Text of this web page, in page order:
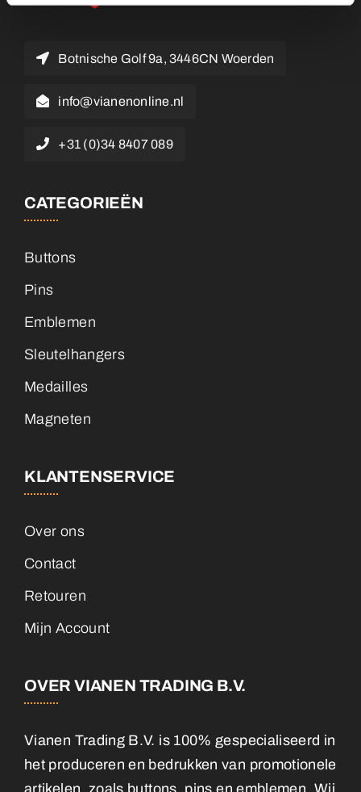
Botnische Golf 9a, 3446CN Woerden
info@vianenonline.nl
+31 (0)34 8407 089
CATEGORIEËN
Buttons
Pins
Emblemen
Sleutelhangers
Medailles
Magneten
KLANTENSERVICE
Over ons
Contact
Retouren
Mijn Account
OVER VIANEN TRADING B.V.
Vianen Trading B.V. is 100% gespecialiseerd in
het produceren en bedrukken van promotionele
artikelen, zoals buttons, pins en emblemen. Wij